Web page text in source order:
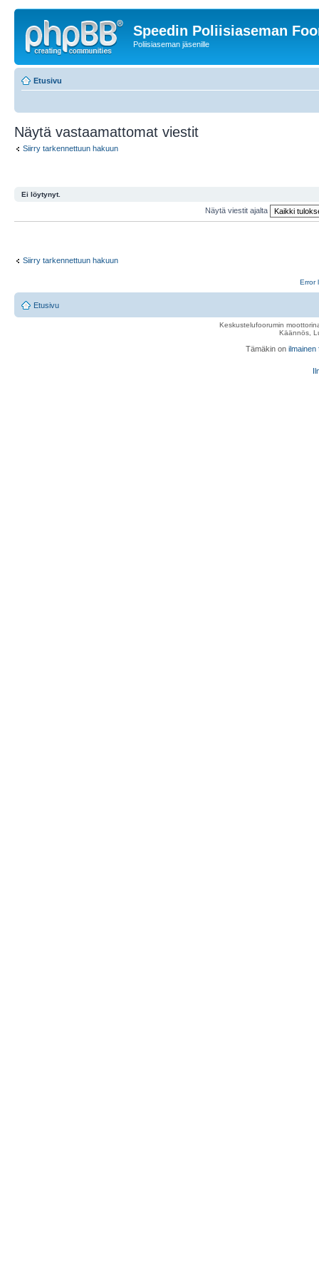
Speedin Poliisiaseman
Poliisiaseman jäsenille
Etusivu
Näytä vastaamattomat viestit
Siirry tarkennettuun hakuun
Ei löytynyt.
Näytä viestit ajalta
Siirry tarkennettuun hakuun
Error
Etusivu
Keskustelufoorumin
Käännös,
Tämäkin on ilmainen